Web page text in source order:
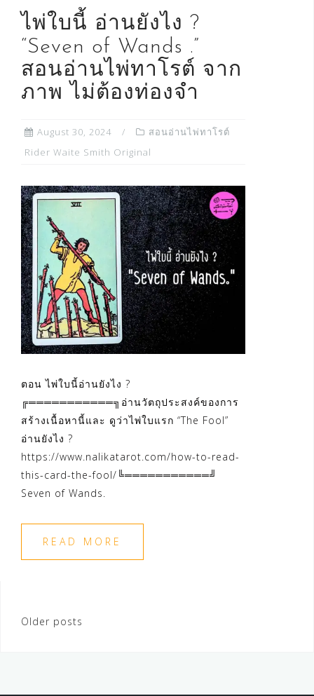
ไพ่ใบนี้ อ่านยังไง ?
“Seven of Wands .”
สอนอ่านไพ่ทาโรต์ จาก
ภาพ ไม่ต้องท่องจำ
August 30, 2024
สอนอ่านไพ่ทาโรต์
Rider Waite Smith Original
ตอน ไพ่ใบนี้อ่านยังไง ?
╔═══════════╗อ่านวัตถุประสงค์ของการ
สร้างเนื้อหานี้และ ดูว่าไพ่ใบแรก “The Fool”
อ่านยังไง ?
https://www.nalikatarot.com/how-to-read-
this-card-the-fool/╚═══════════╝
Seven of Wands.
READ MORE
Posts
Older posts